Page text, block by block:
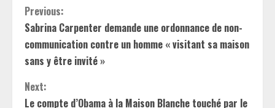
C
o
n
t
Previous:
Sabrina Carpenter demande une ordonnance de non-
communication contre un homme « visitant sa maison
sans y être invité »
Next:
Le compte d’Obama à la Maison Blanche touché par le